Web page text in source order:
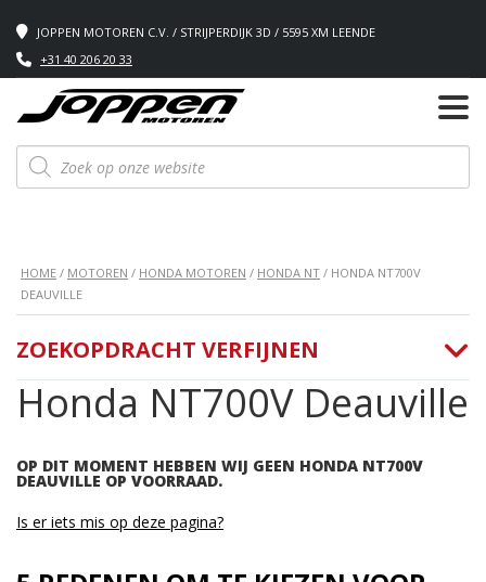
JOPPEN MOTOREN C.V. / STRIJPERDIJK 3D / 5595 XM LEENDE
+31 40 206 20 33
Producten
zoeken
HOME / MOTOREN / HONDA MOTOREN / HONDA NT / HONDA NT700V
DEAUVILLE
Honda NT700V Deauville
OP DIT MOMENT HEBBEN WIJ GEEN HONDA NT700V
DEAUVILLE OP VOORRAAD.
ZOEKOPDRACHT VERFIJNEN
Is er iets mis op deze pagina?